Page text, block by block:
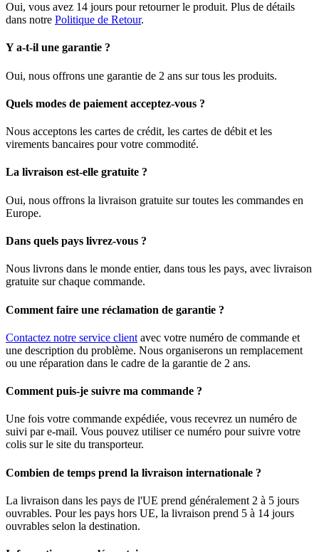
Oui, vous avez 14 jours pour retourner le produit. Plus de détails
dans notre Politique de Retour.
Y a-t-il une garantie ?
Oui, nous offrons une garantie de 2 ans sur tous les produits.
Quels modes de paiement acceptez-vous ?
Nous acceptons les cartes de crédit, les cartes de débit et les
virements bancaires pour votre commodité.
La livraison est-elle gratuite ?
Oui, nous offrons la livraison gratuite sur toutes les commandes en
Europe.
Dans quels pays livrez-vous ?
Nous livrons dans le monde entier, dans tous les pays, avec livraison
gratuite sur chaque commande.
Comment faire une réclamation de garantie ?
Contactez notre service client avec votre numéro de commande et
une description du problème. Nous organiserons un remplacement
ou une réparation dans le cadre de la garantie de 2 ans.
Comment puis-je suivre ma commande ?
Une fois votre commande expédiée, vous recevrez un numéro de
suivi par e-mail. Vous pouvez utiliser ce numéro pour suivre votre
colis sur le site du transporteur.
Combien de temps prend la livraison internationale ?
La livraison dans les pays de l'UE prend généralement 2 à 5 jours
ouvrables. Pour les pays hors UE, la livraison prend 5 à 14 jours
ouvrables selon la destination.